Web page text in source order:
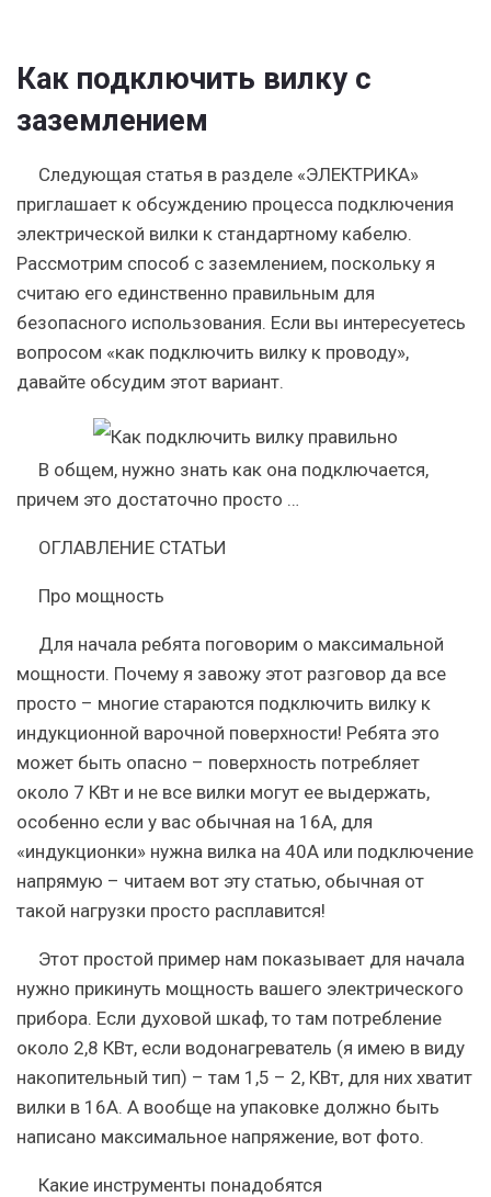
Как подключить вилку с
заземлением
Следующая статья в разделе «ЭЛЕКТРИКА»
приглашает к обсуждению процесса подключения
электрической вилки к стандартному кабелю.
Рассмотрим способ с заземлением, поскольку я
считаю его единственно правильным для
безопасного использования. Если вы интересуетесь
вопросом «как подключить вилку к проводу»,
давайте обсудим этот вариант.
В общем, нужно знать как она подключается,
причем это достаточно просто …
ОГЛАВЛЕНИЕ СТАТЬИ
Про мощность
Для начала ребята поговорим о максимальной
мощности. Почему я завожу этот разговор да все
просто – многие стараются подключить вилку к
индукционной варочной поверхности! Ребята это
может быть опасно – поверхность потребляет
около 7 КВт и не все вилки могут ее выдержать,
особенно если у вас обычная на 16A, для
«индукционки» нужна вилка на 40А или подключение
напрямую – читаем вот эту статью, обычная от
такой нагрузки просто расплавится!
Этот простой пример нам показывает для начала
нужно прикинуть мощность вашего электрического
прибора. Если духовой шкаф, то там потребление
около 2,8 КВт, если водонагреватель (я имею в виду
накопительный тип) – там 1,5 – 2, КВт, для них хватит
вилки в 16A. А вообще на упаковке должно быть
написано максимальное напряжение, вот фото.
Какие инструменты понадобятся